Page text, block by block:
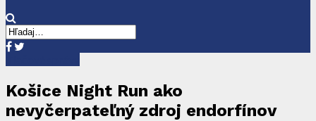
Košice Night Run ako
nevyčerpateľný zdroj endorfínov